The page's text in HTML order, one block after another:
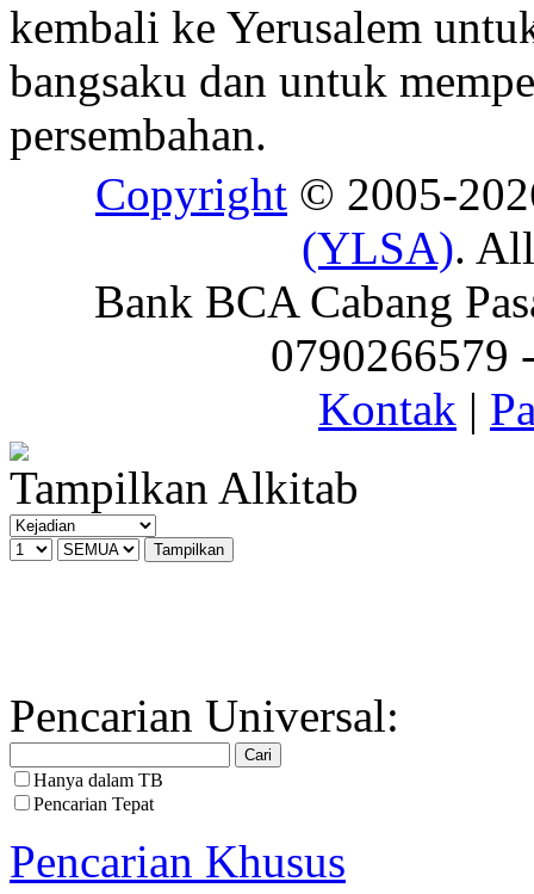
kembali ke Yerusalem
bangsaku dan untuk
persembahan.
Copyright © 2005-
(YLSA).
Bank BCA Cabang
0790266579
Kontak |
Tampilkan Alkitab
Pencarian Universal:
Hanya dalam TB
Pencarian Tepat
Pencarian Khusus